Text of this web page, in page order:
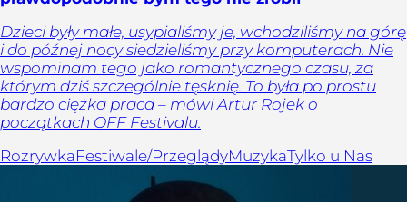
Dzieci były małe, usypialiśmy je, wchodziliśmy na górę
i do późnej nocy siedzieliśmy przy komputerach. Nie
wspominam tego jako romantycznego czasu, za
którym dziś szczególnie tęsknię. To była po prostu
bardzo ciężka praca – mówi Artur Rojek o
początkach OFF Festivalu.
RozrywkaFestiwale/PrzeglądyMuzykaTylko u Nas